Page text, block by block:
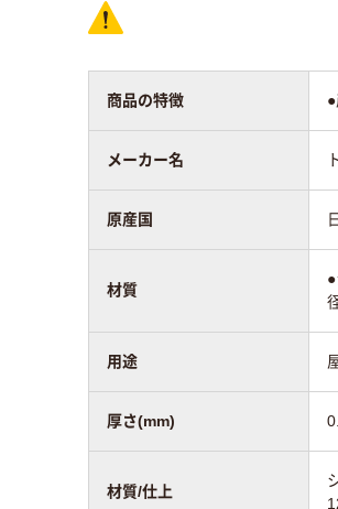
商品の特徴
メーカー名
原産国
材質
用途
厚さ(mm)
材質/仕上